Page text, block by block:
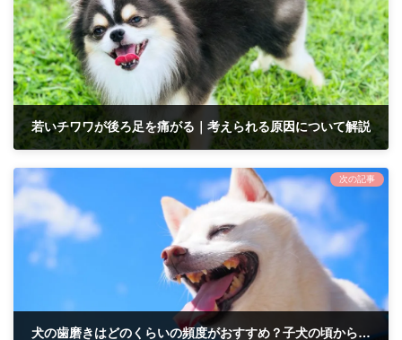
若いチワワが後ろ足を痛がる｜考えられる原因について解説
次の記事
犬の歯磨きはどのくらいの頻度がおすすめ？子犬の頃からお家でしっかりデンタルケア